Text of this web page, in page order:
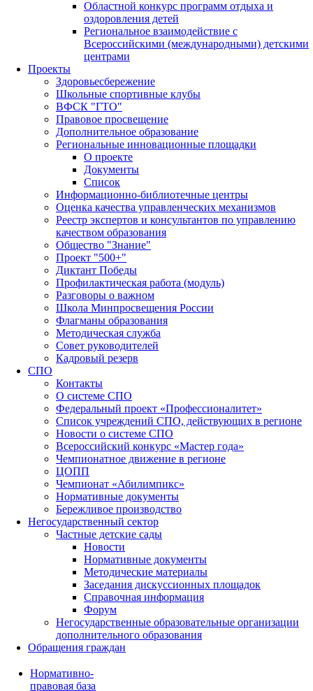
Областной конкурс программ отдыха и
оздоровления детей
Региональное взаимодействие с
Всероссийскими (международными) детскими
центрами
Проекты
Здоровьесбережение
Школьные спортивные клубы
ВФСК "ГТО"
Правовое просвещение
Дополнительное образование
Региональные инновационные площадки
О проекте
Документы
Список
Информационно-библиотечные центры
Оценка качества управленческих механизмов
Реестр экспертов и консультантов по управлению
качеством образования
Общество "Знание"
Проект "500+"
Диктант Победы
Профилактическая работа (модуль)
Разговоры о важном
Школа Минпросвещения России
Флагманы образования
Методическая служба
Совет руководителей
Кадровый резерв
СПО
Контакты
О системе СПО
Федеральный проект «Профессионалитет»
Список учреждений СПО, действующих в регионе
Новости о системе СПО
Всероссийский конкурс «Мастер года»
Чемпионатное движение в регионе
ЦОПП
Чемпионат «Абилимпикс»
Нормативные документы
Бережливое производство
Негосударственный сектор
Частные детские сады
Новости
Нормативные документы
Методические материалы
Заседания дискуссионных площадок
Справочная информация
Форум
Негосударственные образовательные организации
дополнительного образования
Обращения граждан
Нормативно-
правовая база